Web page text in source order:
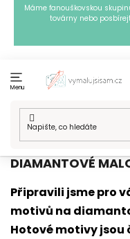
Přejít
obsah
Máme fanouškovskou
továrny nebo
Menu
Domů
Techniky /
DIAMANTOVÉ
Připravili jsme pro
motivů na
Hotové motivy